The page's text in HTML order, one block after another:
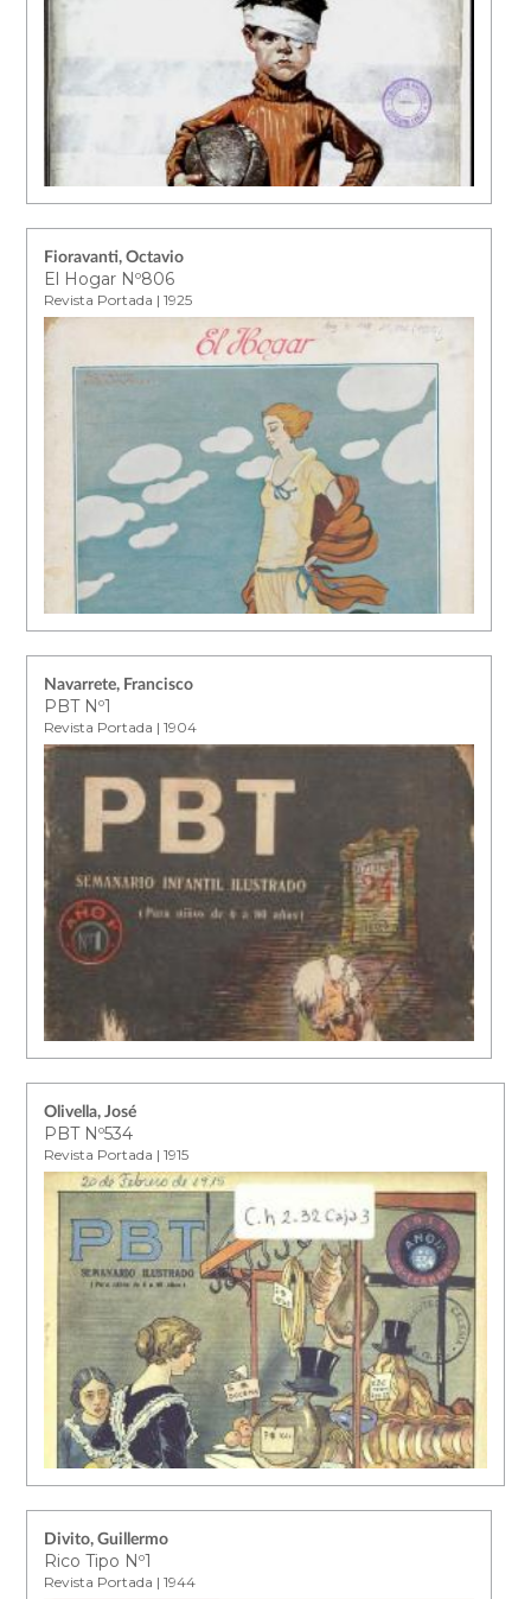
Fioravanti, Octavio
El Hogar Nº806
Revista Portada | 1925
Navarrete, Francisco
PBT Nº1
Revista Portada | 1904
Olivella, José
PBT Nº534
Revista Portada | 1915
Divito, Guillermo
Rico Tipo Nº1
Revista Portada | 1944